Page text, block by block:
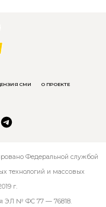
СМИ О ПРОЕКТЕ
Федеральной службой
технологий и массовых
г.
ЭЛ № ФС 77 — 76818.